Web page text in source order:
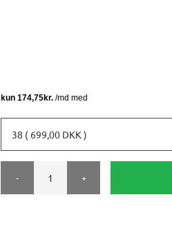
38 ( 699,00 DKK )
- +